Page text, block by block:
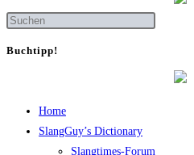
Buch­tipp!
Home
SlangGuy’s Dic­tion­a­ry
Slang­times-Forum